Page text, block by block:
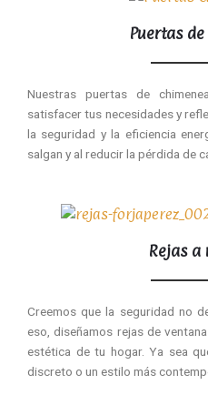
Puertas
Nuestras puertas de
satisfacer tus necesidades y
la seguridad y la eficiencia
salgan y al reducir la pérdida de
Rejas a
Creemos que la seguridad no
eso, diseñamos rejas de
estética de tu hogar. Ya sea
discreto o un estilo más